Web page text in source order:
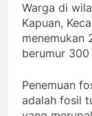
Warga di
Kapuan,
menemukan
berumur
Penemuan
adalah fosil